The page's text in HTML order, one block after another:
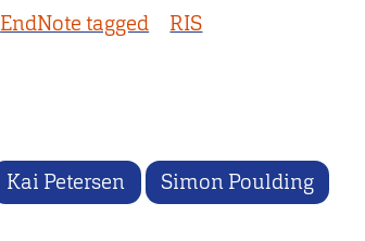
EndNote tagged RIS
Kai Petersen Simon Poulding